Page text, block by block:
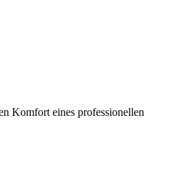
Komfort eines professionellen